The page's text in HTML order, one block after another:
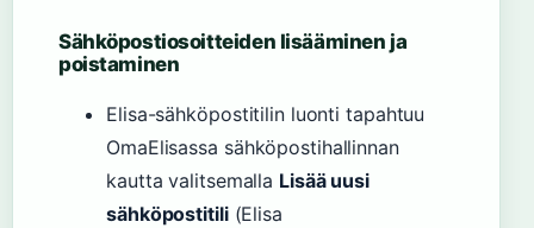
Sähköpostiosoitteiden lisääminen ja
poistaminen
Elisa-sähköpostitilin luonti tapahtuu
OmaElisassa sähköpostihallinnan
kautta valitsemalla Lisää uusi
sähköpostitili(Elisa